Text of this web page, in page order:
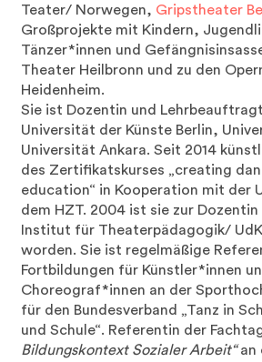
Teater/ Norwegen, Gripstheater
Großprojekte mit Kindern,
Tänzer*innen und
Theater Heilbronn und zu den
Heidenheim.
Sie ist Dozentin und
Universität der Künste Berlin,
Universität Ankara. Seit 2014
des Zertifikatskurses „creating
education“ in Kooperation mit der
dem HZT. 2004 ist sie zur Dozentin
Institut für Theaterpädagogik/
worden. Sie ist regelmäßige
Fortbildungen für Künstler*innen
Choreograf*innen an der
für den Bundesverband „Tanz in
und Schule“. Referentin der
Bildungskontext Sozialer Arbeit“an